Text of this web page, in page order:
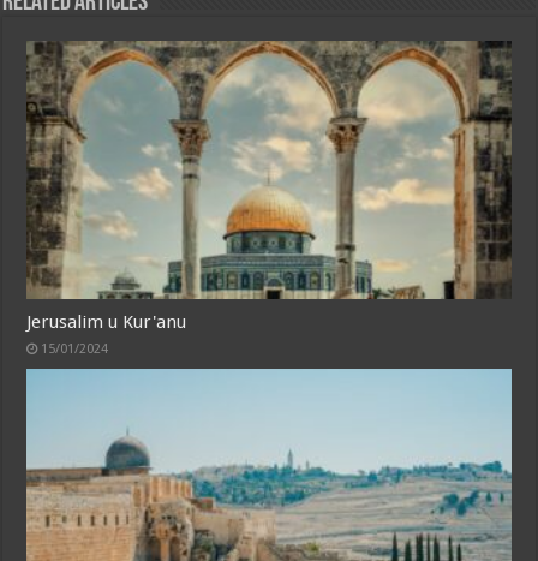
Jerusalim u Kur'anu
15/01/2024